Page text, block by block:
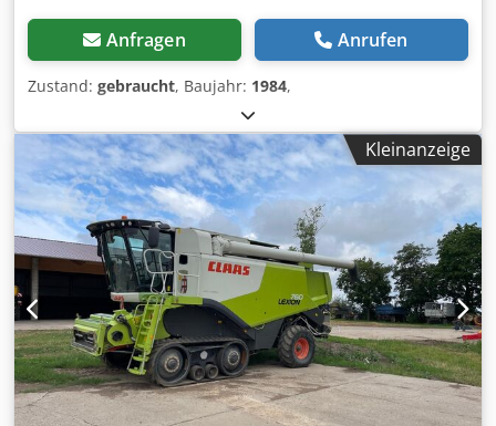
Anfragen Anrufen
Zustand: gebraucht, Baujahr: 1984,
Kleinanzeige